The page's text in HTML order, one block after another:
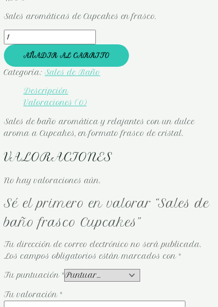
Sales aromáticas de Cupcakes en frasco.
AÑADIR AL CARRITO
Categoría: Sales de Baño
Descripción
Valoraciones (0)
Sales de baño aromática y relajantes con un dulce
aroma a Cupcakes, en formato frasco de cristal.
VALORACIONES
No hay valoraciones aún.
Sé el primero en valorar “Sales de
baño frasco Cupcakes”
Tu dirección de correo electrónico no será publicada.
Los campos obligatorios están marcados con *
Tu puntuación *
Tu valoración *